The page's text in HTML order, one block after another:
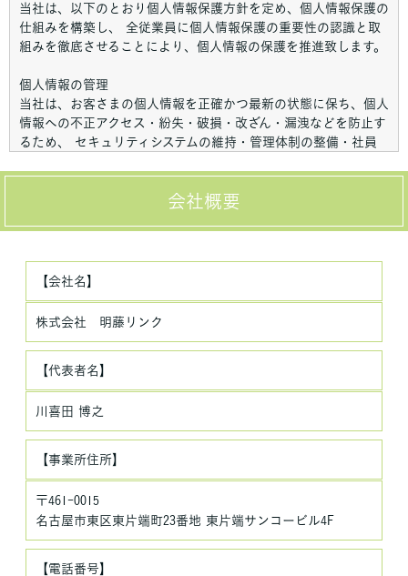
当社は、以下のとおり個人情報保護方針を定め、個人情報保護の
仕組みを構築し、 全従業員に個人情報保護の重要性の認識と取
組みを徹底させることにより、個人情報の保護を推進致します。
個人情報の管理
当社は、お客さまの個人情報を正確かつ最新の状態に保ち、個人
情報への不正アクセス・紛失・破損・改ざん・漏洩などを防止す
るため、 セキュリティシステムの維持・管理体制の整備・社員
厳重な管理を行ないます。
付に利用いたします。
個人情報の第三者への開示・提供の禁止
当社は、お客さまよりお預かりした個人情報を適切に管理し、次
のいずれかに該当する場合を除き、個人情報を第三者に開示いた
しません。
・お客さまの同意がある場合
・お客さまが希望されるサービスを行なうために当社が業務を委
・法令に基づき開示することが必要である場合
個人情報の安全対策
当社は、個人情報の正確性及び安全性確保のために、セキュリテ
ィに万全の対策を講じています。
ご本人の照会
会社概要
【会社名】
株式会社 明藤リンク
【代表者名】
川喜田 博之
【事業所住所】
〒461-0015
名古屋市東区東片端町23番地 東片端サンコービル4F
【電話番号】